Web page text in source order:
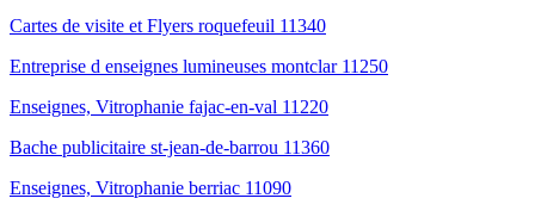
Cartes de visite et Flyers roquefeuil 11340
Entreprise d enseignes lumineuses montclar 11250
Enseignes, Vitrophanie fajac-en-val 11220
Bache publicitaire st-jean-de-barrou 11360
Enseignes, Vitrophanie berriac 11090